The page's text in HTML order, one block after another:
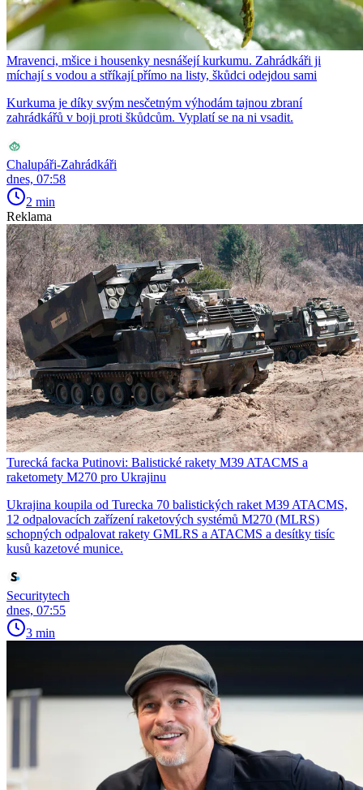
Mravenci, mšice i housenky nesnášejí kurkumu. Zahrádkáři ji
míchají s vodou a stříkají přímo na listy, škůdci odejdou sami
Kurkuma je díky svým nesčetným výhodám tajnou zbraní
zahrádkářů v boji proti škůdcům. Vyplatí se na ni vsadit.
Chalupáři-Zahrádkáři
dnes, 07:58
2 min
Reklama
Turecká facka Putinovi: Balistické rakety M39 ATACMS a
raketomety M270 pro Ukrajinu
Ukrajina koupila od Turecka 70 balistických raket M39 ATACMS,
12 odpalovacích zařízení raketových systémů M270 (MLRS)
schopných odpalovat rakety GMLRS a ATACMS a desítky tisíc
kusů kazetové munice.
Securitytech
dnes, 07:55
3 min